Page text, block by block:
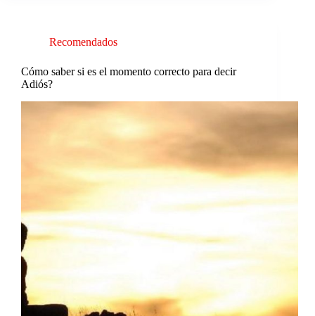
Recomendados
Cómo saber si es el momento correcto para decir
Adiós?